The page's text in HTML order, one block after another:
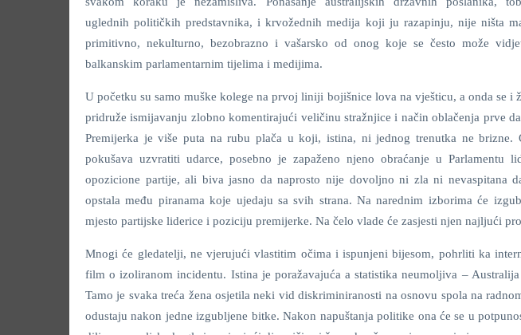
uglednih političkih predstavnika, i krvožednih medija koji ju razapinju, nije ništa
primitivno, nekulturno, bezobrazno i vašarsko od onog koje se često može
balkanskim parlamentarnim tijelima i medijima.
U početku su samo muške kolege na prvoj liniji bojišnice lova na vješticu, a onda se i
pridruže ismijavanju zlobno komentirajući veličinu stražnjice i način oblačenja prve
Premijerka je više puta na rubu plača u koji, istina, ni jednog trenutka ne brizne.
pokušava uzvratiti udarce, posebno je zapaženo njeno obraćanje u Parlamentu
opozicione partije, ali biva jasno da naprosto nije dovoljno ni zla ni nevaspitana
opstala među piranama koje ujedaju sa svih strana. Na narednim izborima će
mjesto partijske liderice i poziciju premijerke. Na čelo vlade će zasjesti njen najljući
Mnogi će gledatelji, ne vjerujući vlastitim očima i ispunjeni bijesom, pohrliti ka
film o izoliranom incidentu. Istina je poražavajuća a statistika neumoljiva –
Tamo je svaka treća žena osjetila neki vid diskriminiranosti na osnovu spola na
odustaju nakon jedne izgubljene bitke. Nakon napuštanja politike ona će se u